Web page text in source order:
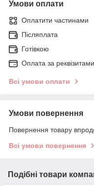
Умови оплати
Оплатити частинами
Післяплата
Готівкою
Оплата за реквізитами
Всі умови оплати
Умови повернення
Повернення товару
Всі умови повернення
Подібні товари